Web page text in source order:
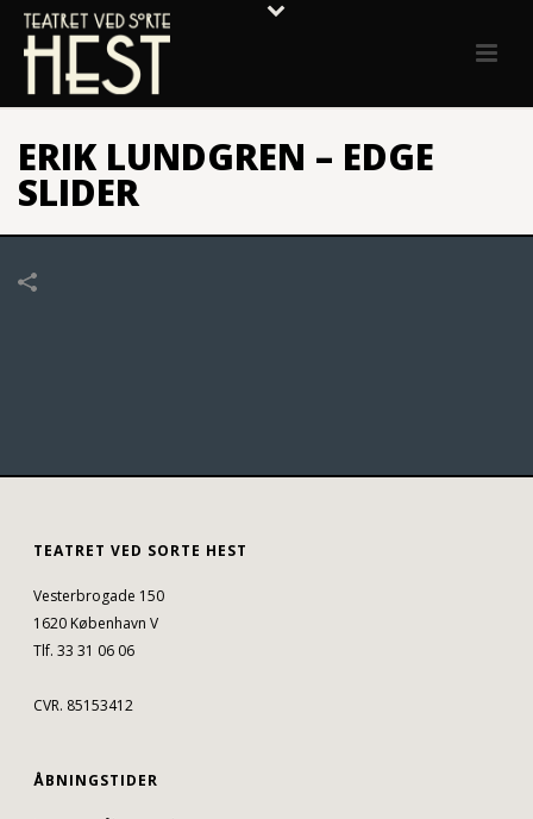
ERIK LUNDGREN – EDGE
SLIDER
TEATRET VED SORTE HEST
Vesterbrogade 150
1620 København V
Tlf. 33 31 06 06
CVR. 85153412
ÅBNINGSTIDER